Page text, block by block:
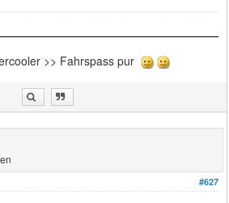
>> Fahrspass pur
#627